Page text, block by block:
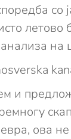
со
на
и
ова